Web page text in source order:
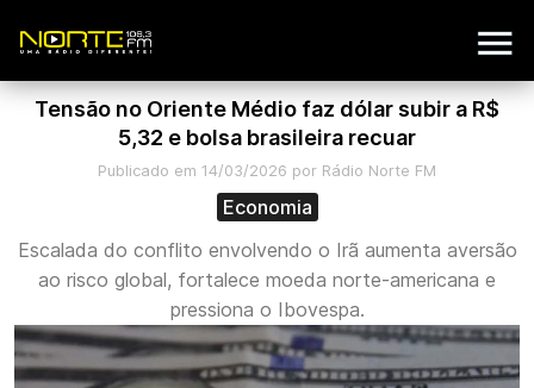
Tensão no Oriente Médio faz dólar subir a R$
5,32 e bolsa brasileira recuar
Publicado em 14/03/2026 por Rádio Norte FM
Economia
Escalada do conflito envolvendo o Irã aumenta aversão
ao risco global, fortalece moeda norte-americana e
pressiona o Ibovespa.